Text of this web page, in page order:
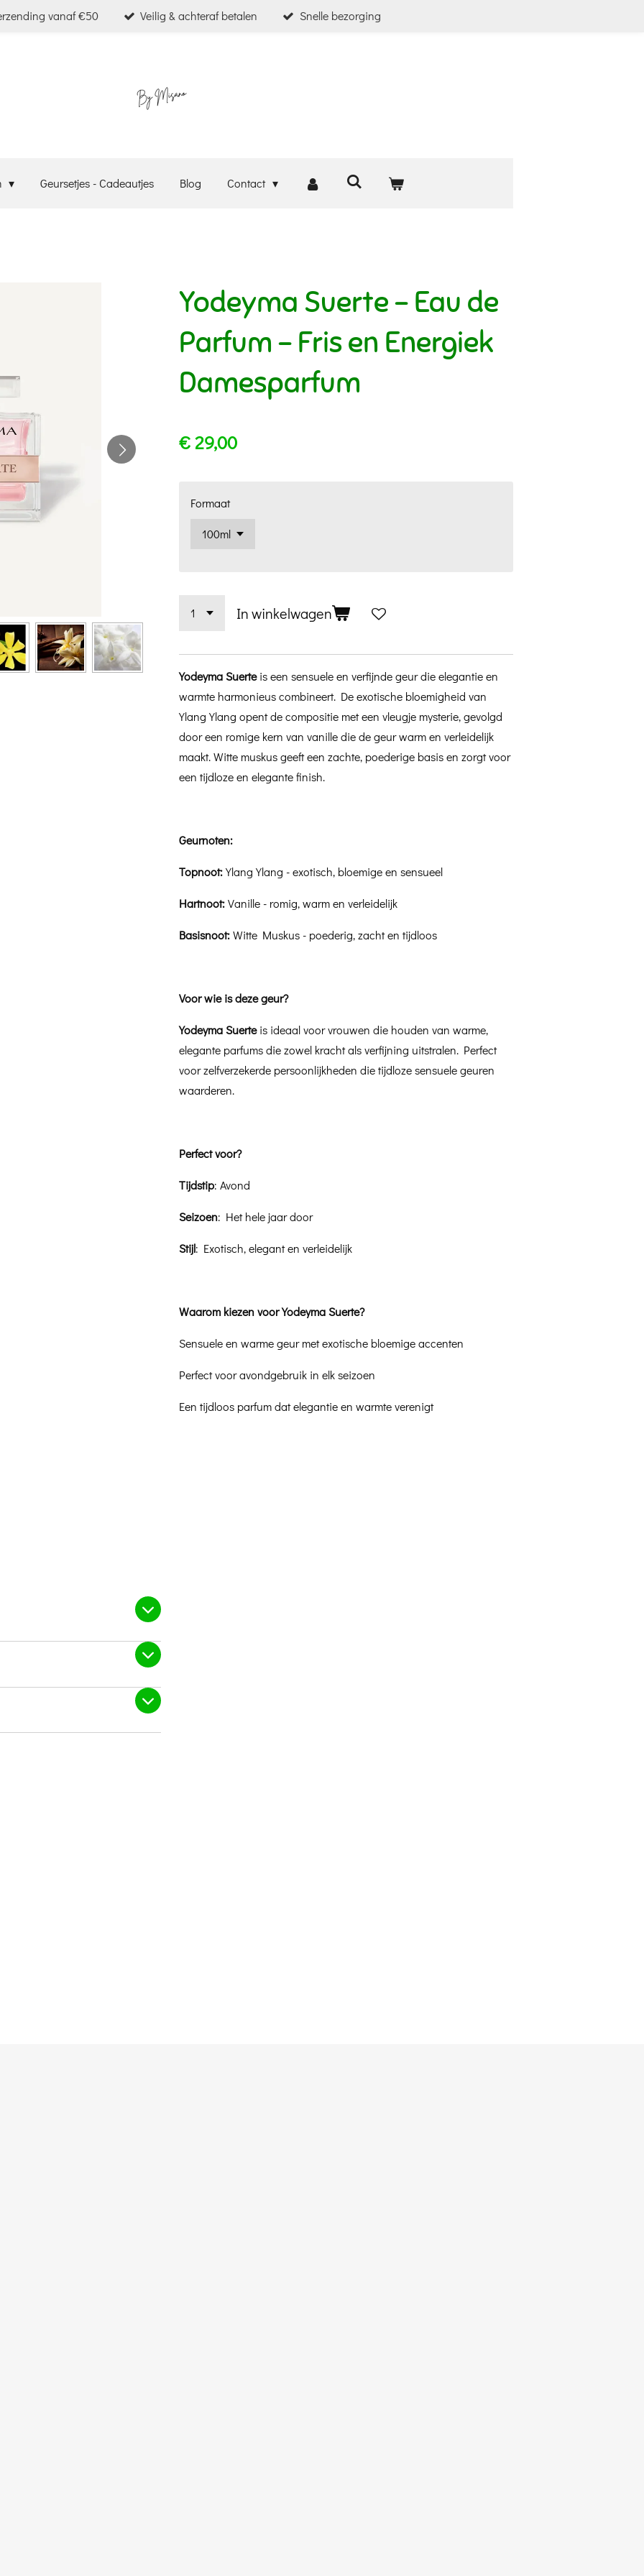
vanaf €50 Veilig & achteraf betalen Snelle bezorging
Geursetjes - Cadeautjes Blog Contact
Yodeyma Suerte - Eau de
Parfum - Fris en Energiek
Damesparfum
€ 29,00
Formaat
In winkelwagen
Yodeyma Suerteis een sensuele en verfijnde geur die elegantie en
warmte harmonieus combineert. De exotische bloemigheid van
Ylang Ylang opent de compositie met een vleugje mysterie, gevolgd
door een romige kern van vanille die de geur warm en verleidelijk
maakt. Witte muskus geeft een zachte, poederige basis en zorgt voor
een tijdloze en elegante finish.
Geurnoten:
Topnoot:Ylang Ylang - exotisch, bloemige en sensueel
Hartnoot:Vanille - romig, warm en verleidelijk
Basisnoot:Witte Muskus - poederig, zacht en tijdloos
Voor wie is deze geur?
Yodeyma Suerteis ideaal voor vrouwen die houden van warme,
elegante parfums die zowel kracht als verfijning uitstralen. Perfect
voor zelfverzekerde persoonlijkheden die tijdloze sensuele geuren
waarderen.
Perfect voor?
Tijdstip: Avond
Seizoen: Het hele jaar door
Stijl: Exotisch, elegant en verleidelijk
Waarom kiezen voor Yodeyma Suerte?
Sensuele en warme geur met exotische bloemige accenten
Perfect voor avondgebruik in elk seizoen
Een tijdloos parfum dat elegantie en warmte verenigt